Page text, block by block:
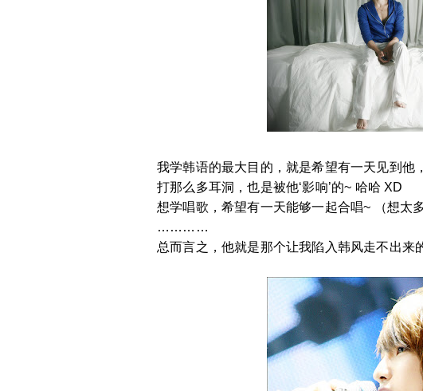
我学韩语的最大目的，就是希望有一天见到他
打那么多耳洞，也是被他‘影响’的~ 哈哈 XD
想学唱歌，希望有一天能够一起合唱~ （想太
…………
总而言之，他就是那个让我陷入韩风走不出来